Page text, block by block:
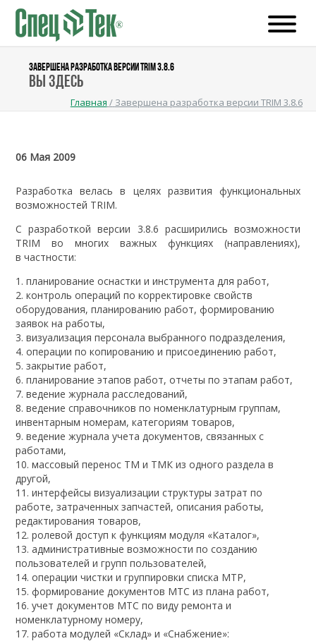
ЗАВЕРШЕНА РАЗРАБОТКА ВЕРСИИ TRIM 3.8.6
Вы здесь
Главная / Завершена разработка версии TRIM 3.8.6
06 Мая 2009
Разработка велась в целях развития функциональных
возможностей TRIM.
С разработкой версии 3.8.6 расширились возможности
TRIM во многих важных функциях (направлениях),
в частности:
1. планирование оснастки и инструмента для работ,
2. контроль операций по корректировке свойств
оборудования, планированию работ, формированию
заявок на работы,
3. визуализация персонала выбранного подразделения,
4. операции по копированию и присоединению работ,
5. закрытие работ,
6. планирование этапов работ, отчеты по этапам работ,
7. ведение журнала расследований,
8. ведение справочников по номенклатурным группам,
инвентарным номерам, категориям товаров,
9. ведение журнала учета документов, связанных с
работами,
10. массовый перенос ТМ и ТМК из одного раздела в
другой,
11. интерфейсы визуализации структуры затрат по
работе, затраченных запчастей, описания работы,
редактирования товаров,
12. ролевой доступ к функциям модуля «Каталог»,
13. административные возможности по созданию
пользователей и групп пользователей,
14. операции чистки и группировки списка МТР,
15. формирование документов МТС из плана работ,
16. учет документов МТС по виду ремонта и
номенклатурному номеру,
17. работа модулей «Склад» и «Снабжение»: